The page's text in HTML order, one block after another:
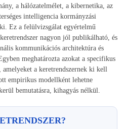
a hálózatelmélet, a kibernetika, az
intelligencia kormányzási
Ez a felülvizsgálat egyértelmű
nagyon jól publikálható, és
kommunikációs architektúra és
meghatározta azokat a specifikus
amelyeket a keretrendszernek ki kell
empirikus modellként lehetne
bemutatásra, kihagyás nélkül.